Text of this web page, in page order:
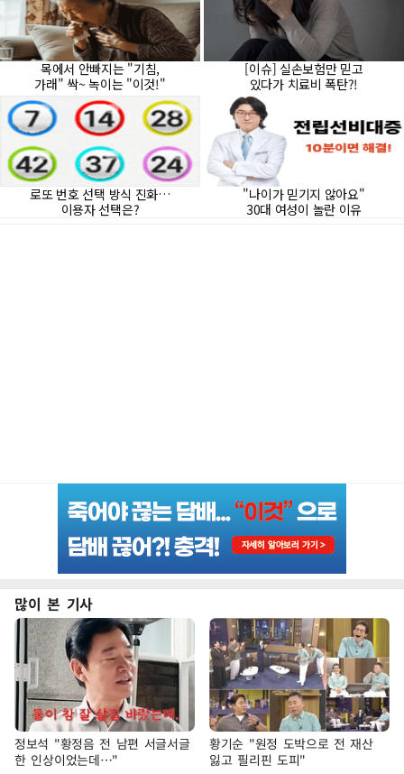
많이 본 기사
정보석 "황정음 전 남편 서글서글
한 인상이었는데…"
황기순 "원정 도박으로 전 재산
잃고 필리핀 도피"